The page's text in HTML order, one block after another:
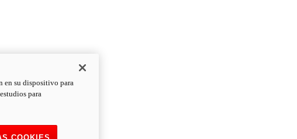
en su dispositivo para
para